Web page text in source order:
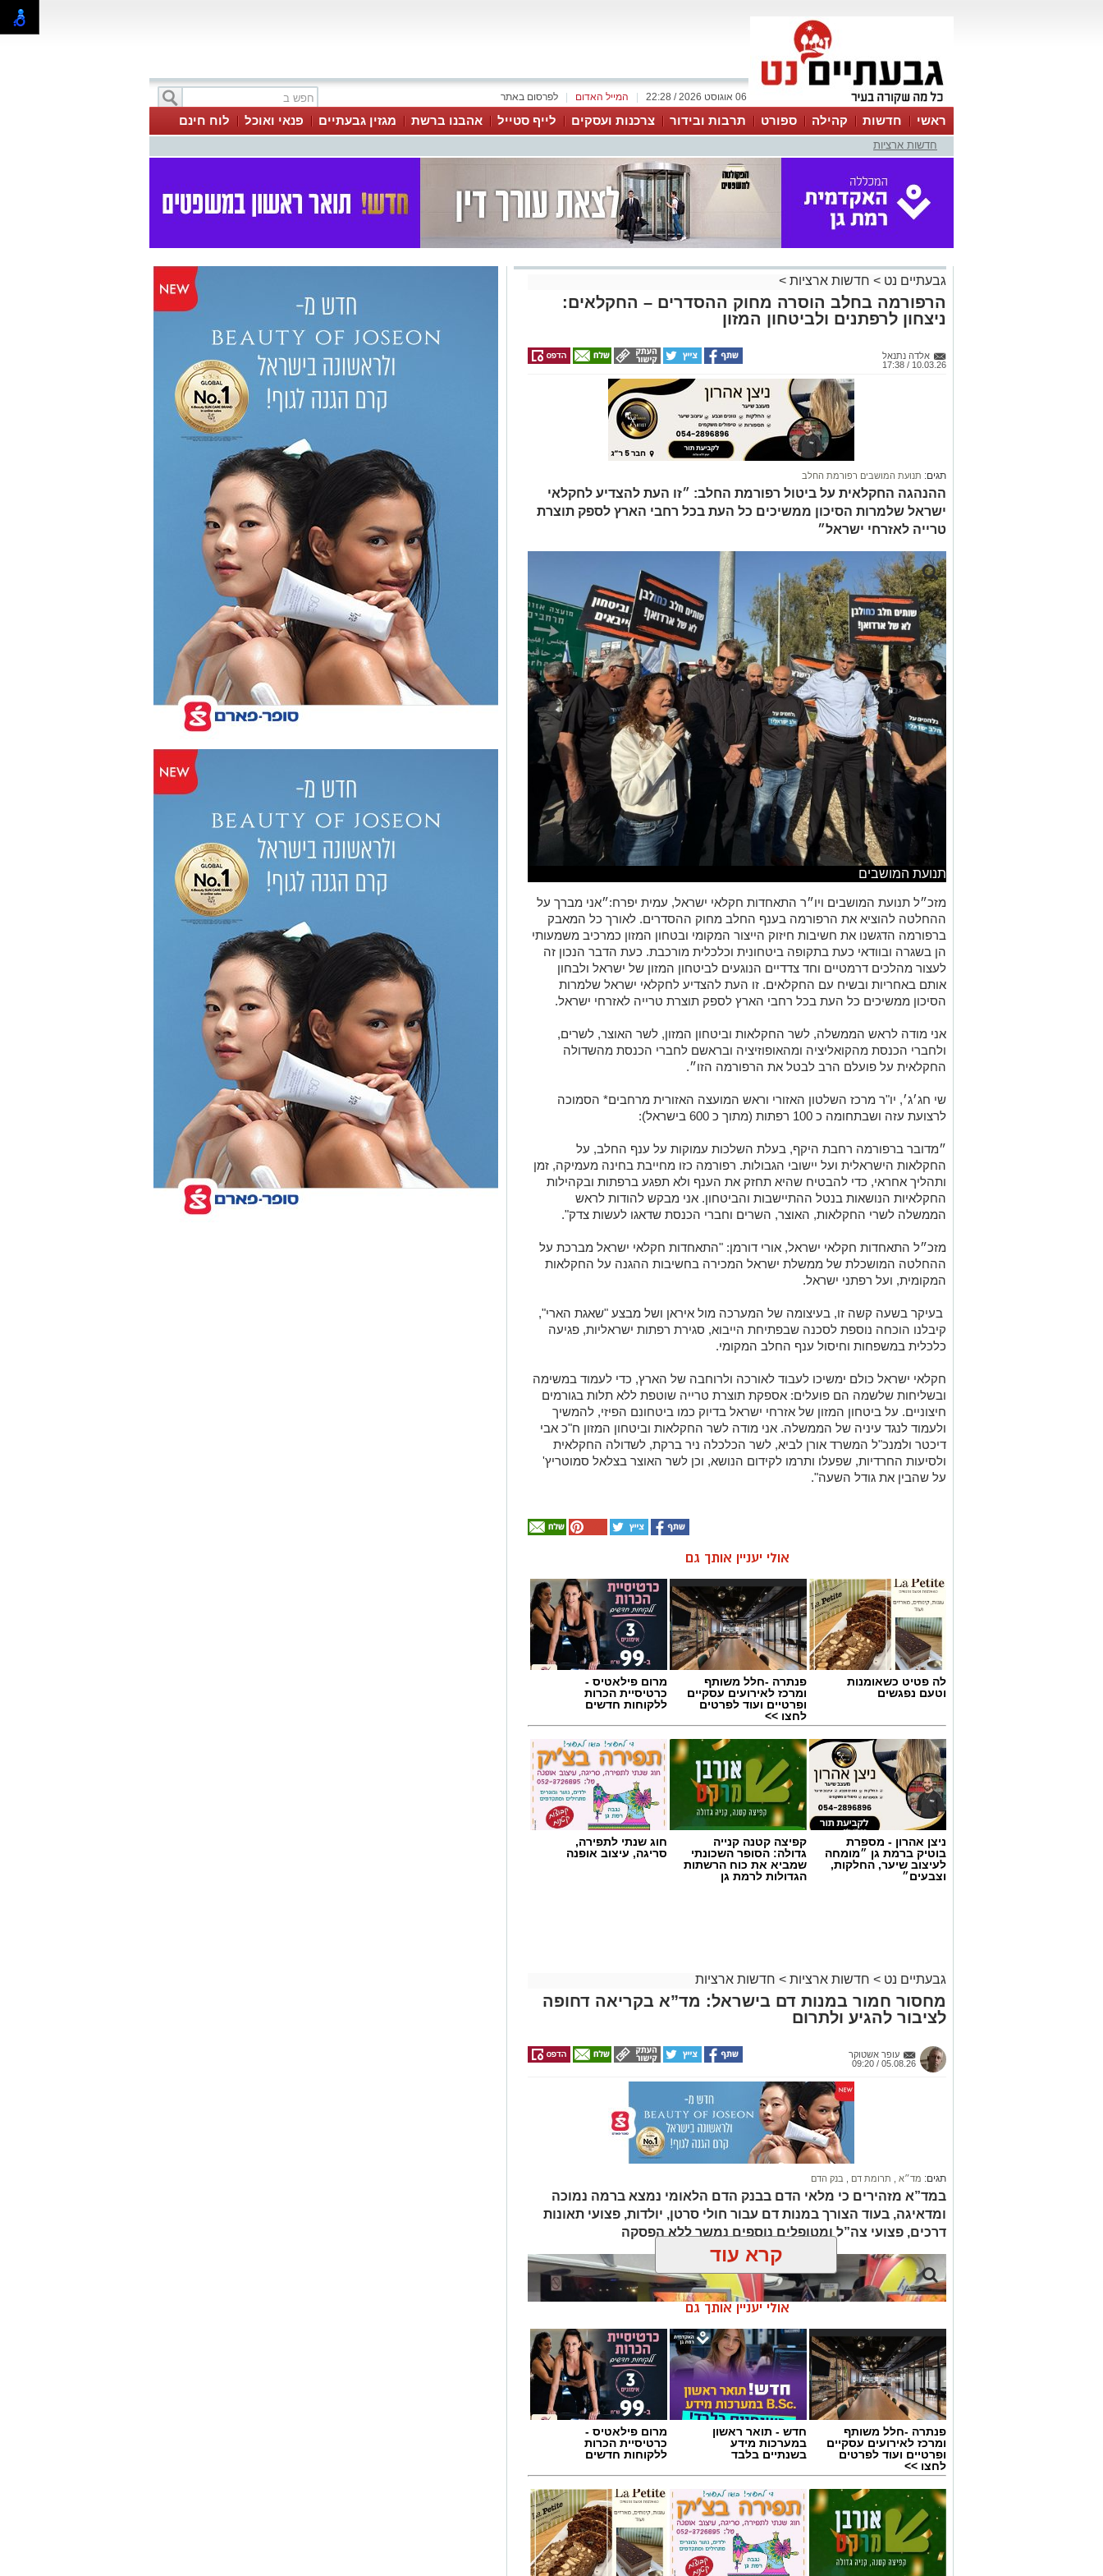
לפרסום באתר המייל האדום 06 אוגוסט 2026 / 22:28
ראשי חדשות קהילה ספורט תרבות ובידור צרכנות ועסקים לייף סטייל אהבנו ברשת מגזין גבעתיים פנאי ואוכל לוח חינם
חדשות ארציות
גבעתיים נט > חדשות ארציות >
הרפורמה בחלב הוסרה מחוק ההסדרים – החקלאים:
ניצחון לרפתנים ולביטחון המזון
אלדה נתנאל
10.03.26 / 17:38
תגים: תנועת המושבים רפורמת החלב
ההנהגה החקלאית על ביטול רפורמת החלב: ״זו העת להצדיע לחקלאי
ישראל שלמרות הסיכון ממשיכים כל העת בכל רחבי הארץ לספק תוצרת
טרייה לאזרחי ישראל״
תנועת המושבים
מזכ״ל תנועת המושבים ויו״ר התאחדות חקלאי ישראל, עמית יפרח:״אני מברך על
ההחלטה להוציא את הרפורמה בענף החלב מחוק ההסדרים. לאורך כל המאבק
ברפורמה הדגשנו את חשיבות חיזוק הייצור המקומי ובטחון המזון כמרכיב משמעותי
הן בשגרה ובוודאי כעת בתקופה ביטחונית וכלכלית מורכבת. כעת הדבר הנכון זה
לעצור מהלכים דרמטיים וחד צדדיים הנוגעים לביטחון המזון של ישראל ולבחון
אותם באחריות ובשיח עם החקלאים. זו העת להצדיע לחקלאי ישראל שלמרות
הסיכון ממשיכים כל העת בכל רחבי הארץ לספק תוצרת טרייה לאזרחי ישראל.
אני מודה לראש הממשלה, לשר החקלאות וביטחון המזון, לשר האוצר, לשרים,
ולחברי הכנסת מהקואליציה ומהאופוזיציה ובראשם לחברי הכנסת מהשדולה
החקלאית על פועלם הרב לבטל את הרפורמה הזו״.
שי חג׳ג׳, יו"ר מרכז השלטון האזורי וראש המועצה האזורית מרחבים* הסמוכה
לרצועת עזה ושבתחומה ​כ 100 רפתות (מתוך כ 600 בישראל):
״מדובר ברפורמה רחבת היקף, בעלת השלכות עמוקות על ענף החלב, על
החקלאות הישראלית ועל יישובי הגבולות. רפורמה כזו מחייבת בחינה מעמיקה, זמן
ותהליך אחראי, כדי להבטיח שהיא תחזק את הענף ולא תפגע ברפתות ובקהילות
החקלאיות הנושאות בנטל ההתיישבות והביטחון. אני מבקש להודות לראש
הממשלה לשרי החקלאות, האוצר, השרים וחברי הכנסת שדאגו לעשות צדק".
מזכ״ל התאחדות חקלאי ישראל, אורי דורמן: "התאחדות חקלאי ישראל מברכת על
ההחלטה המושכלת של ממשלת ישראל המכירה בחשיבות ההגנה על החקלאות
המקומית, ועל רפתני ישראל.
בעיקר בשעה קשה זו, בעיצומה של המערכה מול איראן ושל מבצע "שאגת הארי",
קיבלנו הוכחה נוספת לסכנה שבפתיחת הייבוא, סגירת רפתות ישראליות, פגיעה
כלכלית במשפחות וחיסול ענף החלב המקומי.
חקלאי ישראל כולם ימשיכו לעבוד לאורכה ולרוחבה של הארץ, כדי לעמוד במשימה
ובשליחות שלשמה הם פועלים: אספקת תוצרת טרייה שוטפת ללא תלות בגורמים
חיצוניים. על ביטחון המזון של אזרחי ישראל בדיוק כמו ביטחונם הפיזי, להמשיך
ולעמוד לנגד עיניה של הממשלה. אני מודה לשר החקלאות וביטחון המזון ח"כ אבי
דיכטר ולמנכ"ל המשרד אורן לביא, לשר הכלכלה ניר ברקת, לשדולה החקלאית
ולסיעות החרדיות, שפעלו ותרמו לקידום הנושא, וכן לשר האוצר בצלאל סמוטריץ'
על שהבין את גודל השעה".
אולי יעניין אותך גם
לה פטיט כשאומנות
וטעם נפגשים
פנתרה -חלל משותף
ומרכז לאירועים עסקיים
ופרטיים ועוד לפרטים
לחצו >>
מרום פילאטיס -
כרטיסיית הכרות
ללקוחות חדשים
ניצן אהרון - מספרת
בוטיק ברמת גן ״מומחה
לעיצוב שיער, החלקות,
וצבעים״
קפיצה קטנה קנייה
גדולה: הסופר השכונתי
שמביא את כוח הרשתות
הגדולות לרמת גן
חוג שנתי לתפירה,
סריגה, עיצוב אופנה
גבעתיים נט > חדשות ארציות > חדשות ארציות
מחסור חמור במנות דם בישראל: מד”א בקריאה דחופה
לציבור להגיע ולתרום
עופר אשטוקר
05.08.26 / 09:20
תגים: מד״א תרומת דם בנק הדם
במד”א מזהירים כי מלאי הדם בבנק הדם הלאומי נמצא ברמה נמוכה
ומדאיגה, בעוד הצורך במנות דם עבור חולי סרטן, יולדות, פצועי תאונות
דרכים, פצועי צה”ל ומטופלים נוספים נמשך ללא הפסקה
קרא עוד
אולי יעניין אותך גם
פנתרה -חלל משותף
ומרכז לאירועים עסקיים
ופרטיים ועוד לפרטים
לחצו >>
חדש - תואר ראשון
במערכות מידע
בשנתיים בלבד
מרום פילאטיס -
כרטיסיית הכרות
ללקוחות חדשים